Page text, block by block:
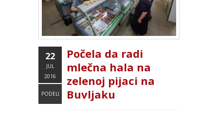
22
JUL
2016
PODELI
Počela da radi
mlečna hala na
zelenoj pijaci na
Buvljaku